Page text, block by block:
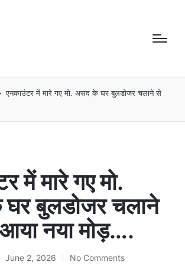
एनकाउंटर में मारे गए मो. असद के घर बुलडोजर चलाने से
में मारे गए मो.
बुलडोजर चलाने
नया मोड़….
June 2, 2026 No Comments